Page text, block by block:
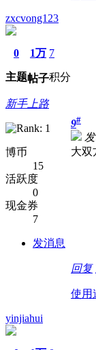
zxcvong123
0
主题
1万
帖子
7
积分
新手上路
博币
15
活跃度
0
现金券
7
发消息
9#
大双
回复
使用
yinjiahui